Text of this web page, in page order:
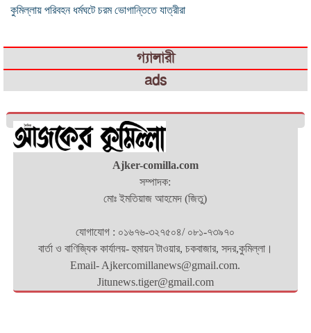
কুমিল্লায় পরিবহন ধর্মঘটে চরম ভোগান্তিতে যাত্রীরা
গ্যালারী
ads
Ajker-comilla.com
সম্পাদক:
মোঃ ইমতিয়াজ আহমেদ (জিতু)
যোগাযোগ : ০১৬৭৬-৩২৭৫০৪/ ০৮১-৭৩৯৭০
বার্তা ও বাণিজ্যিক কার্যালয়- হুমায়ন টাওয়ার, চকবাজার, সদর,কুমিল্লা।
Email- Ajkercomillanews@gmail.com.
Jitunews.tiger@gmail.com